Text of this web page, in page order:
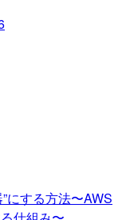
にする方法〜AWS